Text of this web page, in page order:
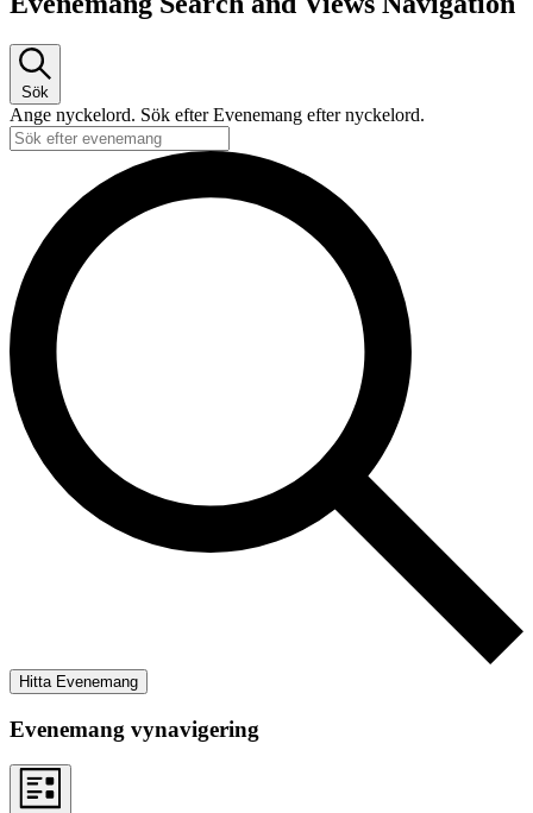
Sök
Ange nyckelord. Sök efter Evenemang efter nyckelord.
Hitta Evenemang
Evenemang vynavigering